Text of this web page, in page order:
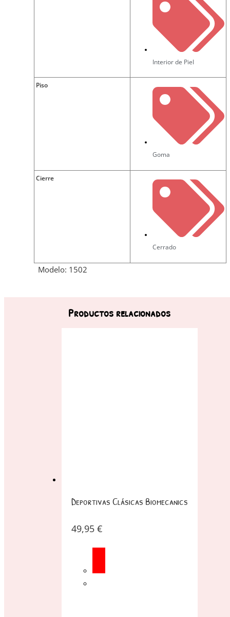
Interior de Piel
Piso
Goma
Cierre
Cerrado
Modelo: 1502
Productos relacionados
Deportivas Clásicas Biomecanics
49,95 €